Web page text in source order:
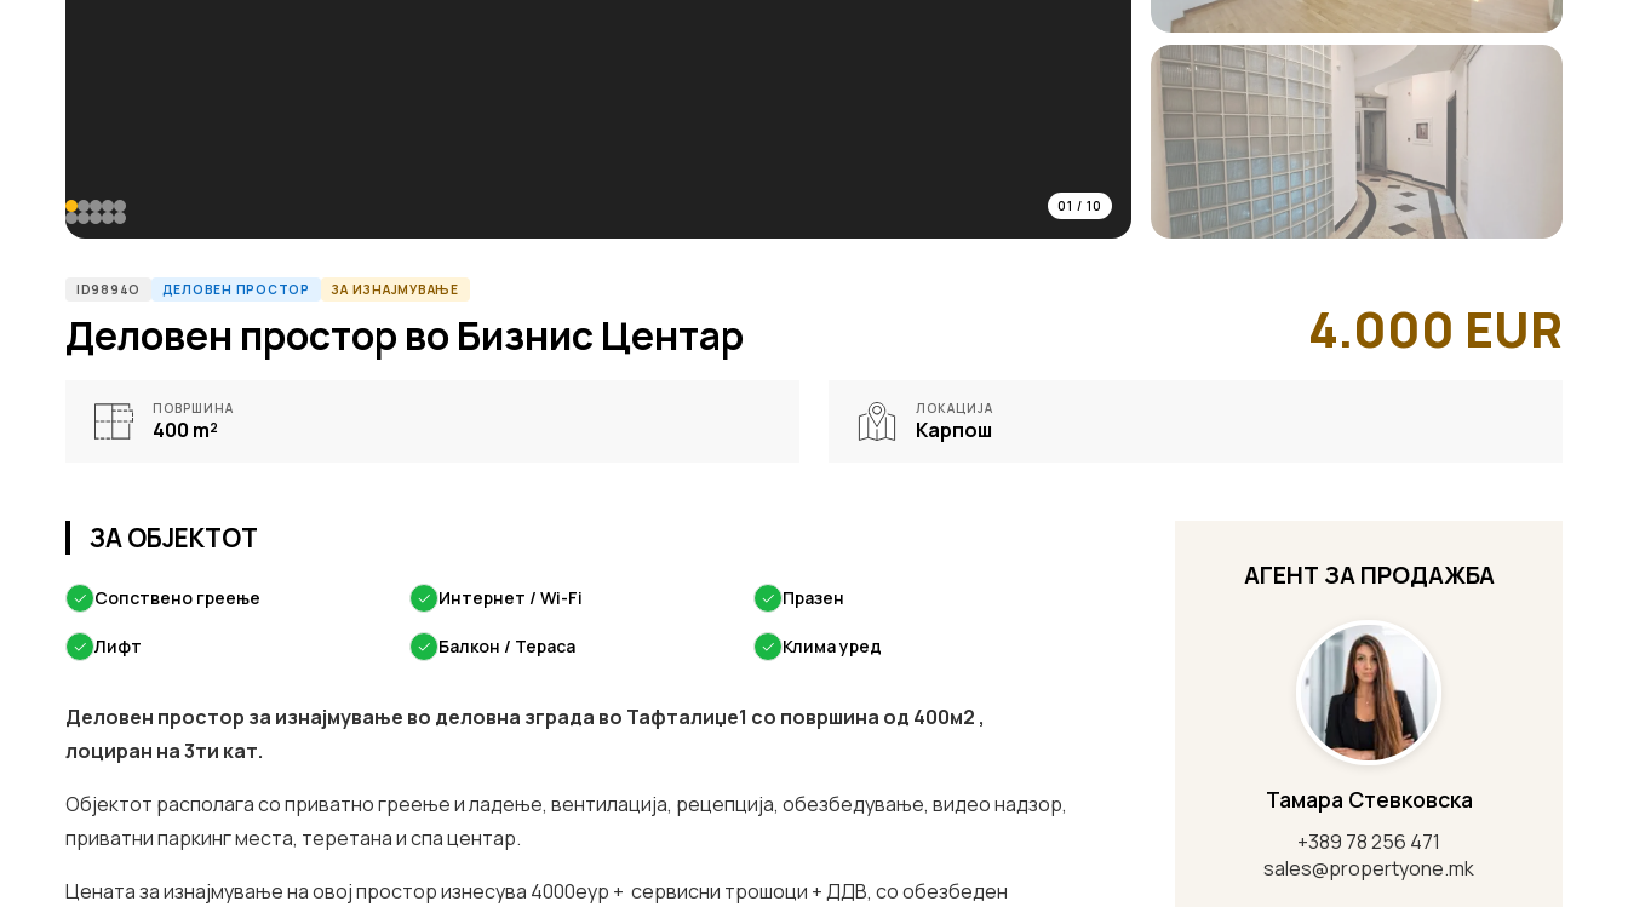
01 / 10
ID9894O ДЕЛОВЕН ПРОСТОР ЗА ИЗНАЈМУВАЊЕ
Деловен простор во Бизнис Центар 4.000 EUR
ПОВРШИНА
400 m²
ЛОКАЦИЈА
Карпош
ЗА ОБЈЕКТОТ
✓ Сопствено греење ✓ Интернет / Wi-Fi ✓ Празен
✓ Лифт ✓ Балкон / Тераса ✓ Клима уред
Деловeн простор за изнајмување во деловна зграда во Тафталиџе1 со површинa од 400м2 ,
лоциран на 3ти кат.
Објектот располага со приватно греење и ладење, вентилација, рецепција, обезбедување, видео надзор,
приватни паркинг места, теретана и спа центар.
Цената за изнајмување на овој простор изнесува 4000еур + сервисни трошоци + ДДВ, со обезбеден
АГЕНТ ЗА ПРОДАЖБА
Тамара Стевковска
+389 78 256 471
sales@propertyone.mk